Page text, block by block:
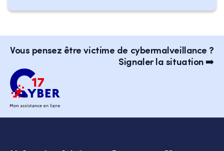
Vous pensez être victime de cybermalveillance ?
Signaler la situation ➡️